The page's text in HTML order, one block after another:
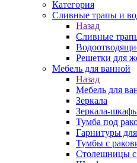
Категория
Cливные трапы и
Назад
Cливные
Решетки для
Мебель для ванной
Назад
Мебель для
Зеркала
Зеркала-
Тумба под
Гарнитуры
Тумбы с
Столешницы с